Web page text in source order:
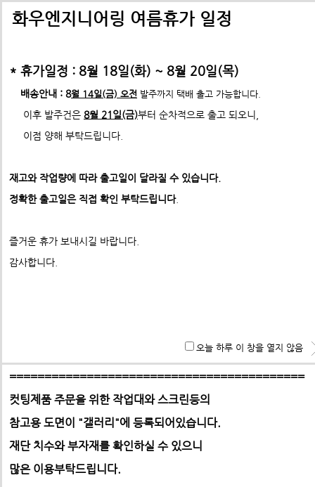
배송비관련 공지사항
*택배사 요청에 따라 선불,착불 동시에 진행이 불가하게 되었습
-수정전 : 주문시 배송비(6,000원) 선불 결제
제품의 수량,무게,길이에 따라 추가요금은 착불진
- 수정후 : 주문시 배송비(0원)
* 주문결제 단계에서 다시한번 문구 확인하시고
-> 택배요금은 택배사에서 픽업 후 결정합니다.
택배배송관련 공지사항(*필독)
*프로파일 절단길이 2700mm이상 택배발송 불가
* 프로파일 절단길이 2700mm 이상은각 지역 도착영업소에
따라배송이 불가할수도 있습니다. 주문시 참고 부탁드립니다.
ex) 자가수령 및 화물택배,화물차(운임고객부담) 배송가능
==========================================
컷팅제품 주문을 위한 작업대와 스크린등의
참고용 도면이 "갤러리"에 등록되어있습니다.
재단 치수와 부자재를 확인하실 수 있으니
많은 이용부탁드립니다.
화우엔지니어링 여름휴가 일정
* 휴가일정 : 8월 18일(화) ~ 8월 20일(목)
배송안내 : 8월 14일(금) 오전 발주까지 택배 출고 가능합니다.
이후 발주건은 8월 21일(금)부터 순차적으로 출고 되오니,
이점 양해 부탁드립니다.
재고와 작업량에 따라 출고일이 달라질 수 있습니다.
정확한 출고일은 직접 확인 부탁드립니다.
즐거운 휴가 보내시길 바랍니다.
감사합니다.
오늘 하루 이 창을 열지 않음